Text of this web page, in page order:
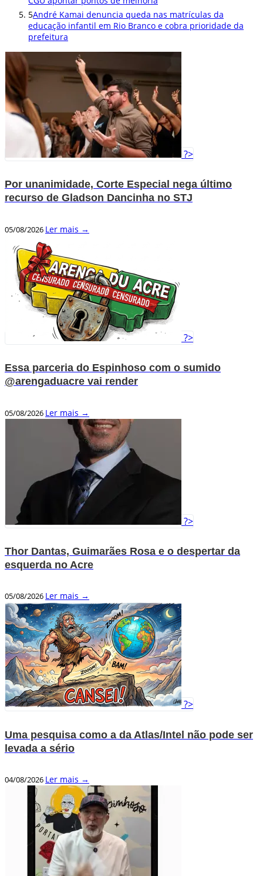
5André Kamai denuncia queda nas matrículas da
educação infantil em Rio Branco e cobra prioridade da
prefeitura
?>
Por unanimidade, Corte Especial nega último
recurso de Gladson Dancinha no STJ
05/08/2026 Ler mais →
?>
Essa parceria do Espinhoso com o sumido
@arengaduacre vai render
05/08/2026 Ler mais →
?>
Thor Dantas, Guimarães Rosa e o despertar da
esquerda no Acre
05/08/2026 Ler mais →
?>
Uma pesquisa como a da Atlas/Intel não pode ser
levada a sério
04/08/2026 Ler mais →